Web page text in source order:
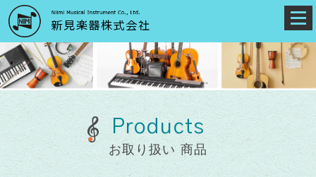
Products
お取り扱い 商品